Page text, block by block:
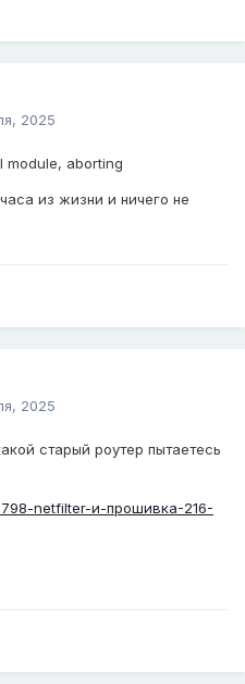
2025
module, aborting
из жизни и ничего не
2025
старый роутер пытаетесь
netfilter-и-прошивка-216-